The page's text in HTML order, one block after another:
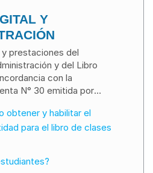
Y
prestaciones del
y del Libro
con la
N° 30 emitida por
obtener y habilitar el
para el libro de clases